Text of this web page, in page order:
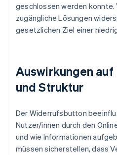
geschlossen werden
zugängliche Lösungen
gesetzlichen Ziel einer
Auswirkungen
und Struktur
Der Widerrufsbutton
Nutzer/innen durch den
und wie Informationen
müssen sicherstellen, dass